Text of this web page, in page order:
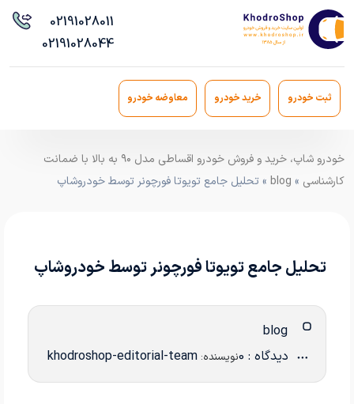
02191028011
02191028044
ثبت خودرو خرید خودرو معاوضه خودرو
خودرو شاپ، خرید و فروش خودرو اقساطی مدل ۹۰ به بالا با ضمانت
کارشناسی »
blog » تحلیل جامع تویوتا فورچونر توسط خودروشاپ
تحلیل جامع تویوتا فورچونر توسط خودروشاپ
دیدگاه : 0 نویسنده: khodroshop-editorial-team